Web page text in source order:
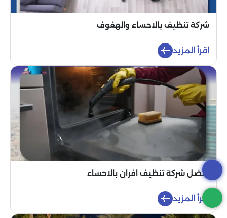
شركة تنظيف بالاحساء والهفوف
اقرأ المزيد
أفضل شركة تنظيف افران بالاحساء
اقرأ المزيد